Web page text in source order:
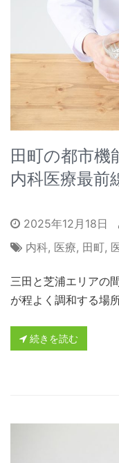
田町の都市機
内科医療最前
2025年12月18日
内科, 医療, 田町,
三田と芝浦エリアの
が程よく調和する場
続きを読む